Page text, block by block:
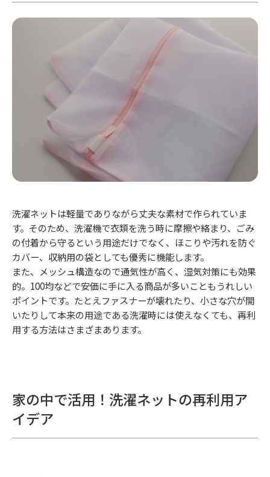
洗濯ネットは軽量でありながら丈夫な素材で作られていま
す。そのため、洗濯機で衣類を洗う時に摩擦や絡まり、ごみ
の付着から守るという用途だけでなく、ほこりや汚れを防ぐ
カバー、収納用の袋としても優秀に機能します。
また、メッシュ構造なので通気性が高く、湿気対策にも効果
的。100均などで安価に手に入る商品が多いこともうれしい
ポイントです。たとえファスナーが壊れたり、小さな穴が開
いたりして本来の用途である洗濯時には使えなくても、再利
用する方法はさまざまあります。
家の中で活用！洗濯ネットの再利用ア
イデア